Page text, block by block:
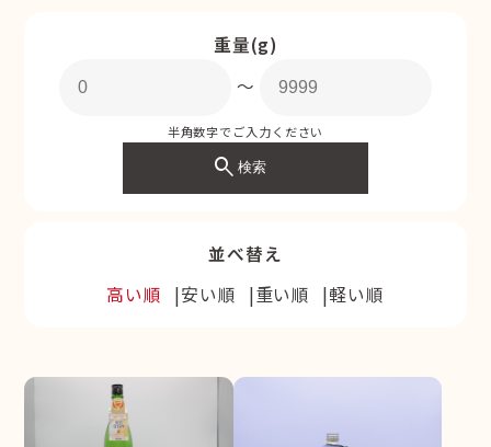
重量(g)
〜
半角数字でご入力ください
search検索
並べ替え
高い順
安い順 重い順 軽い順